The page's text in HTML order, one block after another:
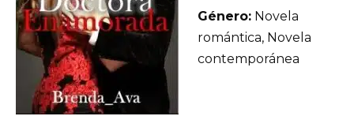
Género: Novela
romántica, Novela
contemporánea